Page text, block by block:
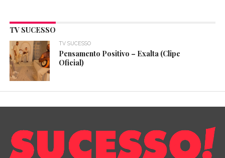
TV SUCESSO
TV SUCESSO
Pensamento Positivo – Exalta (Clipe
Oficial)